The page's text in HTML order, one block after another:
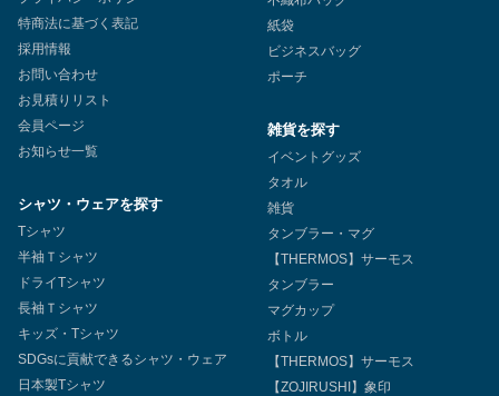
特商法に基づく表記
採用情報
お問い合わせ
お見積りリスト
会員ページ
お知らせ一覧
シャツ・ウェアを探す
Tシャツ
半袖Ｔシャツ
ドライTシャツ
長袖Ｔシャツ
キッズ・Tシャツ
SDGsに貢献できるシャツ・ウェア
日本製Tシャツ
紙袋
ビジネスバッグ
ポーチ
雑貨を探す
イベントグッズ
タオル
雑貨
タンブラー・マグ
【THERMOS】サーモス
タンブラー
マグカップ
ボトル
【THERMOS】サーモス
【ZOJIRUSHI】象印